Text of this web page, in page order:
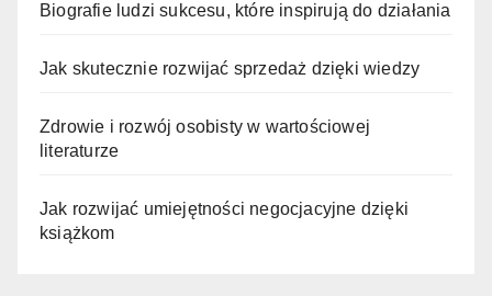
Biografie ludzi sukcesu, które inspirują do działania
Jak skutecznie rozwijać sprzedaż dzięki wiedzy
Zdrowie i rozwój osobisty w wartościowej
literaturze
Jak rozwijać umiejętności negocjacyjne dzięki
książkom